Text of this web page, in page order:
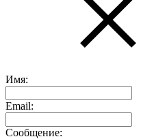
Имя:
Email:
Сообщение: